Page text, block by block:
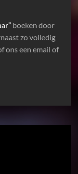
boeken door
zo volledig
ons een email of